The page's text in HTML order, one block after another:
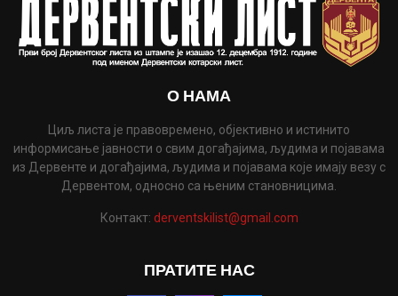
О НАМА
Циљ листа је правовремено, објективно и истинито
информисање јавности о свим догађајима, људима и појавама
из Дервенте и догађајима, људима и појавама које имају везу с
Дервентом, односно са њеним становницима.
Контакт: derventskilist@gmail.com
ПРАТИТЕ НАС